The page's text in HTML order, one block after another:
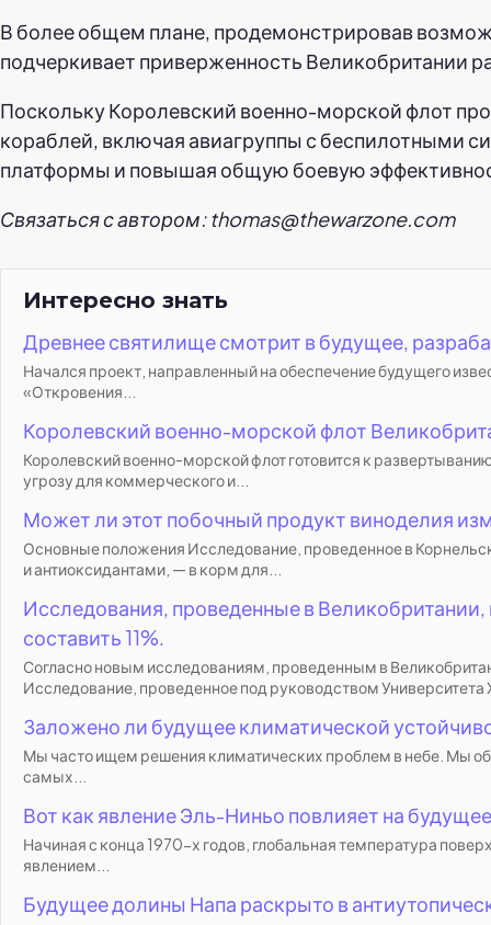
В более общем плане, продемонстрировав
подчеркивает приверженность Великобритании
Поскольку Королевский военно-морской флот
кораблей, включая авиагруппы с беспилотными
платформы и повышая общую боевую
Связаться с автором: thomas@thewarzone.com
Интересно знать
Древнее святилище смотрит в будущее,
Начался проект, направленный на обеспечение будущего
«Откровения...
Королевский военно-морской флот
Королевский военно-морской флот готовится к
угрозу для коммерческого и...
Может ли этот побочный продукт виноделия
Основные положения Исследование, проведенное в
и антиоксидантами, — в корм для...
Исследования, проведенные в
составить 11%.
Согласно новым исследованиям, проведенным в
Исследование, проведенное под руководством Университета
Заложено ли будущее климатической
Мы часто ищем решения климатических проблем в небе. Мы
самых...
Вот как явление Эль-Ниньо повлияет на
Начиная с конца 1970-х годов, глобальная температура
явлением...
Будущее долины Напа раскрыто в